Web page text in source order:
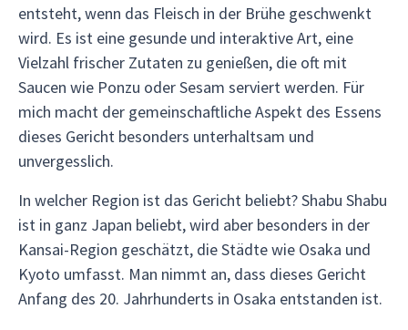
entsteht, wenn das Fleisch in der Brühe geschwenkt
wird. Es ist eine gesunde und interaktive Art, eine
Vielzahl frischer Zutaten zu genießen, die oft mit
Saucen wie Ponzu oder Sesam serviert werden. Für
mich macht der gemeinschaftliche Aspekt des Essens
dieses Gericht besonders unterhaltsam und
unvergesslich.
In welcher Region ist das Gericht beliebt? Shabu Shabu
ist in ganz Japan beliebt, wird aber besonders in der
Kansai-Region geschätzt, die Städte wie Osaka und
Kyoto umfasst. Man nimmt an, dass dieses Gericht
Anfang des 20. Jahrhunderts in Osaka entstanden ist.